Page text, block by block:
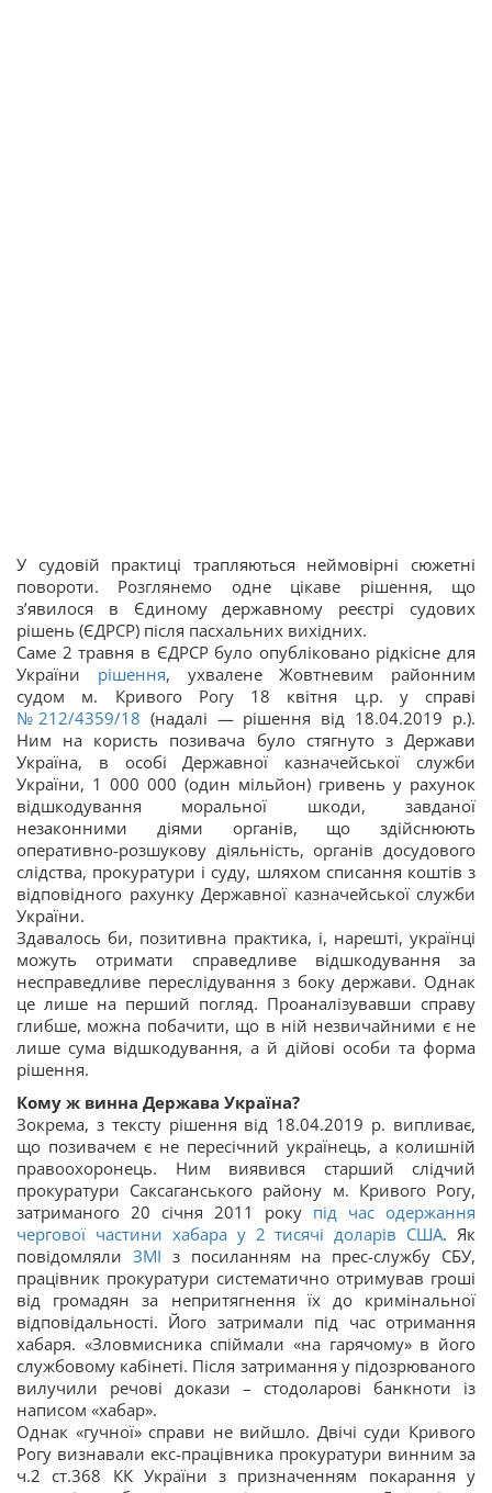
У судовій практиці трапляються неймовірні сюжетні
повороти. Розглянемо одне цікаве рішення, що
з’явилося в Єдиному державному реєстрі судових
рішень (ЄДРСР) після пасхальних вихідних.
Саме 2 травня в ЄДРСР було опубліковано рідкісне для
України рішення, ухвалене Жовтневим районним
судом м. Кривого Рогу 18 квітня ц.р. у справі
№212/4359/18 (надалі — рішення від 18.04.2019 р.).
Ним на користь позивача було стягнуто з Держави
Україна, в особі Державної казначейської служби
України, 1 000 000 (один мільйон) гривень у рахунок
відшкодування моральної шкоди, завданої
незаконними діями органів, що здійснюють
оперативно-розшукову діяльність, органів досудового
слідства, прокуратури і суду, шляхом списання коштів з
відповідного рахунку Державної казначейської служби
України.
Здавалось би, позитивна практика, і, нарешті, українці
можуть отримати справедливе відшкодування за
несправедливе переслідування з боку держави. Однак
це лише на перший погляд. Проаналізувавши справу
глибше, можна побачити, що в ній незвичайними є не
лише сума відшкодування, а й дійові особи та форма
рішення.
Кому ж винна Держава Україна?
Зокрема, з тексту рішення від 18.04.2019 р. випливає,
що позивачем є не пересічний українець, а колишній
правоохоронець. Ним виявився старший слідчий
прокуратури Саксаганського району м. Кривого Рогу,
затриманого 20 січня 2011 року під час одержання
чергової частини хабара у 2 тисячі доларів США. Як
повідомляли ЗМІ з посиланням на прес-службу СБУ,
працівник прокуратури систематично отримував гроші
від громадян за непритягнення їх до кримінальної
відповідальності. Його затримали під час отримання
хабаря. «Зловмисника спіймали «на гарячому» в його
службовому кабінеті. Після затримання у підозрюваного
вилучили речові докази – стодоларові банкноти із
написом «хабар».
Однак «гучної» справи не вийшло. Двічі суди Кривого
Рогу визнавали екс-працівника прокуратури винним за
ч.2 ст.368 КК України з призначенням покарання у